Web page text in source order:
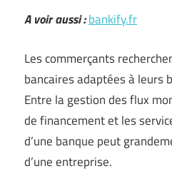
A voir aussi :bankify.fr
Les commerçants
bancaires adaptées à leurs
Entre la gestion des flux
de financement et les
d’une banque peut
d’une entreprise.